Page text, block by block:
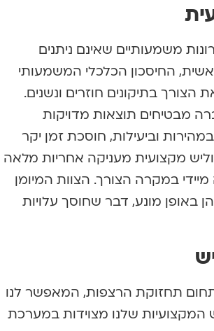
משמעותיים שאינם ניתנים
החיסכון הכלכלי המשמעותי
בתיקונים חוזרים ונשנים.
מבטיחים תוצאות מדויקות
וביעילות, חוסכת זמן יקר
מקצועית מעניקה אחריות מלאה
במקרה הצורך. הצוות המיומן
באופן מונע, דבר שחוסך עלויות
תחזוקת הרצפות, המאפשר לנו
המקצועיות שלנו מצוידות במערכת